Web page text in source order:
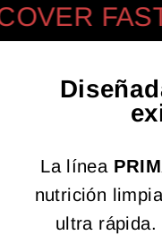
La línea
nutrición
ultra rápida.